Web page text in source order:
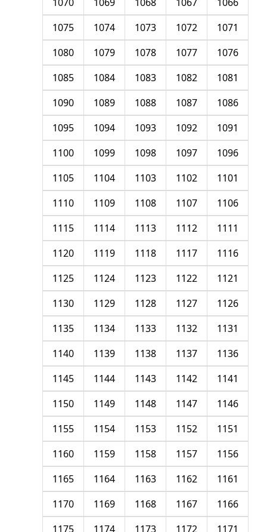
1071
1072
1073
1074
1075
1076
1077
1078
1079
1080
1081
1082
1083
1084
1085
1086
1087
1088
1089
1090
1091
1092
1093
1094
1095
1096
1097
1098
1099
1100
1101
1102
1103
1104
1105
1106
1107
1108
1109
1110
1111
1112
1113
1114
1115
1116
1117
1118
1119
1120
1121
1122
1123
1124
1125
1126
1127
1128
1129
1130
1131
1132
1133
1134
1135
1136
1137
1138
1139
1140
1141
1142
1143
1144
1145
1146
1147
1148
1149
1150
1151
1152
1153
1154
1155
1156
1157
1158
1159
1160
1161
1162
1163
1164
1165
1166
1167
1168
1169
1170
1171
1172
1173
1174
1175